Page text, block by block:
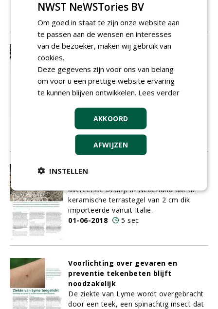
hoogstaand product.
01-06-2018
8 sec
Grind en split bij uitstek geschikt
Wanneer de poort van een statig
landhuis met grote oprijlaan opengaat,
heeft dit een extra mooie aanblik als die
oprijlaan bestaat uit grind. Grind heeft
een sfeervolle en stijlvolle uitstraling,
zowel bij een moderne, strakke tuin als
een ouderwets boerenerf.
01-06-2018
9 sec
2cm keramiek is de beste oplossing
allereerste bedrijf in Nederland dat de
keramische terrastegel van 2 cm dik
importeerde vanuit Italië.
01-06-2018
5 sec
Voorlichting over gevaren en
preventie tekenbeten blijft
noodzakelijk
De ziekte van Lyme wordt overgebracht
door een teek, een spinachtig insect dat
NWST NeWSTories BV
Om goed in staat te zijn onze website aan
te passen aan de wensen en interesses
van de bezoeker, maken wij gebruik van
cookies.
Deze gegevens zijn voor ons van belang
om voor u een prettige website ervaring
te kunnen blijven ontwikkelen. Lees verder
AKKOORD
AFWIJZEN
INSTELLEN